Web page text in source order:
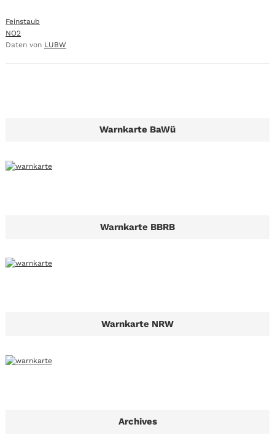
Feinstaub
NO2
Daten von LUBW
Warnkarte BaWü
Warnkarte BBRB
Warnkarte NRW
Archives